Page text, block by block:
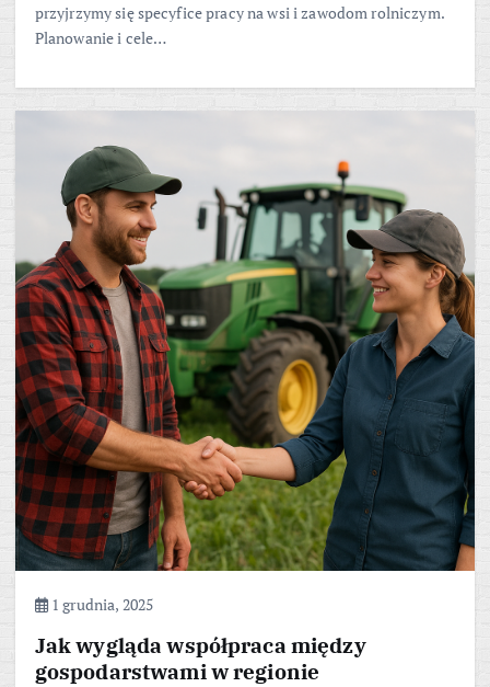
przyjrzymy się specyfice pracy na wsi i zawodom rolniczym.
Planowanie i cele…
1 grudnia, 2025
Jak wygląda współpraca między
gospodarstwami w regionie